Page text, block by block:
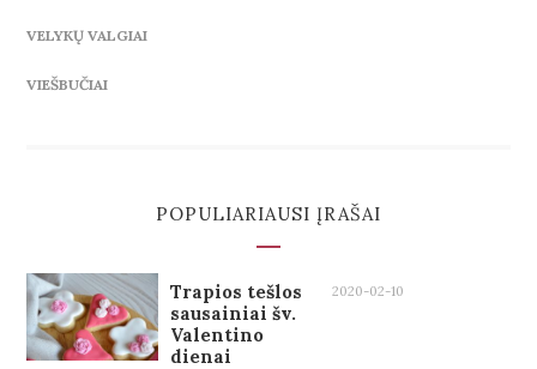
VELYKŲ VALGIAI
VIEŠBUČIAI
POPULIARIAUSI ĮRAŠAI
Trapios tešlos
sausainiai šv.
Valentino
dienai
2020-02-10